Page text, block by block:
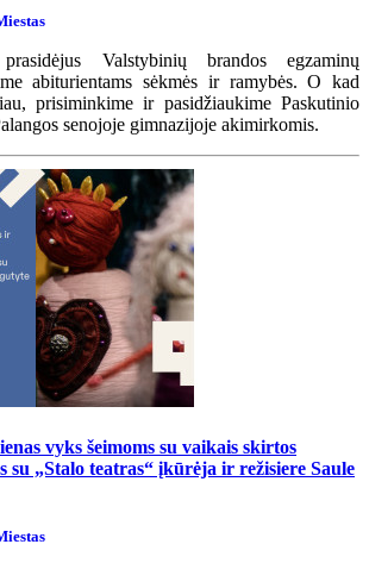
Valstybinių brandos egzaminų
abiturientams sėkmės ir ramybės. O kad
prisiminkime ir pasidžiaukime Paskutinio
senojoje gimnazijoje akimirkomis.
vyks šeimoms su vaikais skirtos
su „Stalo teatras“ įkūrėja ir režisiere Saule